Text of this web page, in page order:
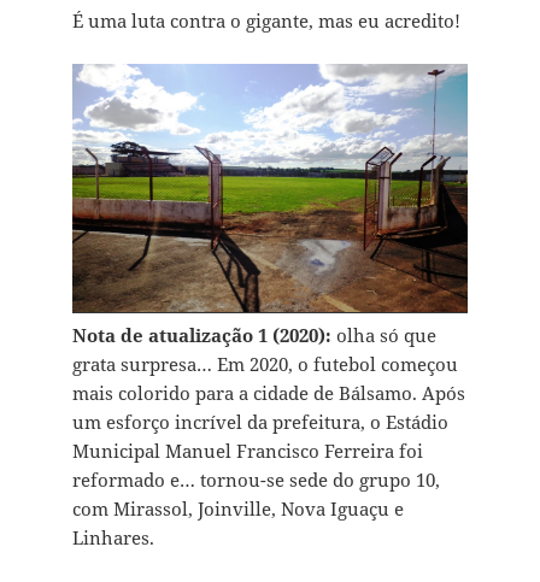
É uma luta contra o gigante, mas eu acredito!
Nota de atualização 1 (2020): olha só que
grata surpresa… Em 2020, o futebol começou
mais colorido para a cidade de Bálsamo. Após
um esforço incrível da prefeitura, o Estádio
Municipal Manuel Francisco Ferreira foi
reformado e… tornou-se sede do grupo 10,
com Mirassol, Joinville, Nova Iguaçu e
Linhares.